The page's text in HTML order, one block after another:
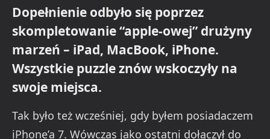
Dopełnienie odbyło się poprzez
skompletowanie “apple-owej” drużyny
marzeń – iPad, MacBook, iPhone.
Wszystkie puzzle znów wskoczyły na
swoje miejsca.
Tak było też wcześniej, gdy byłem posiadaczem
iPhone’a 7. Wówczas jako ostatni dołączył do